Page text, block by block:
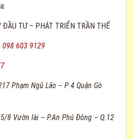
ĐẦU TƯ – PHÁT TRIỂN TRẦN THẾ
603 9129
Phạm Ngũ Lão – P 4 Quận Gò
8 Vườn lài – P.An Phú Đông – Q.12